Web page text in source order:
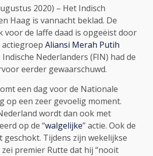
2020) – Het Indisch
Haag is vannacht beklad. De
voor de laffe daad is opgeëist door
actiegroep Aliansi Merah Putih
Indische Nederlanders (FIN) had de
eerder gewaarschuwd.
een dag voor de Nationale
op een zeer gevoelig moment.
wordt dan ook met
op de “walgelijke” actie. Ook de
Tijdens zijn wekelijkse
zei premier Rutte dat hij “nooit